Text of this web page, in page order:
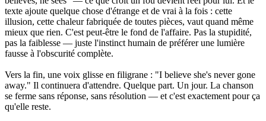
texte ajoute quelque chose d'étrange et de vrai à la fois : cette
illusion, cette chaleur fabriquée de toutes pièces, vaut quand même
mieux que rien. C'est peut-être le fond de l'affaire. Pas la stupidité,
pas la faiblesse — juste l'instinct humain de préférer une lumière
fausse à l'obscurité complète.
Vers la fin, une voix glisse en filigrane : "I believe she's never gone
away." Il continuera d'attendre. Quelque part. Un jour. La chanson
se ferme sans réponse, sans résolution — et c'est exactement pour ça
qu'elle reste.